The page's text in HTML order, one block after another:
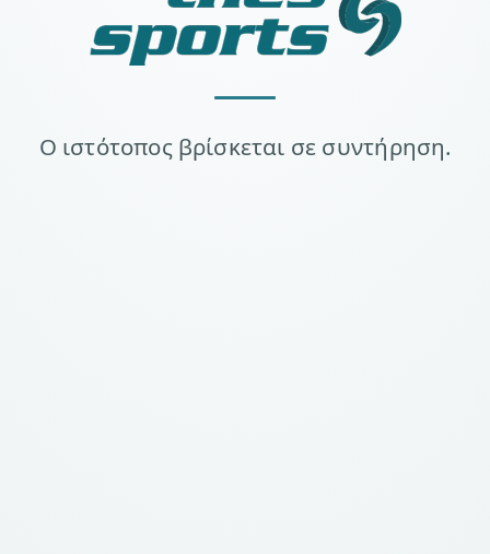
Ο ιστότοπος βρίσκεται σε συντήρηση.